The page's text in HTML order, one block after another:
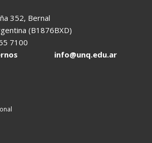
352, Bernal
(B1876BXD)
7100
info@unq.edu.ar